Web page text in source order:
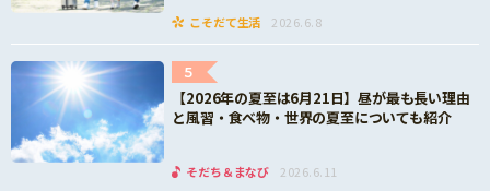
こそだて生活 2026.6.8
5
【2026年の夏至は6月21日】昼が最も長い理由
と風習・食べ物・世界の夏至についても紹介
そだち＆まなび 2026.6.11